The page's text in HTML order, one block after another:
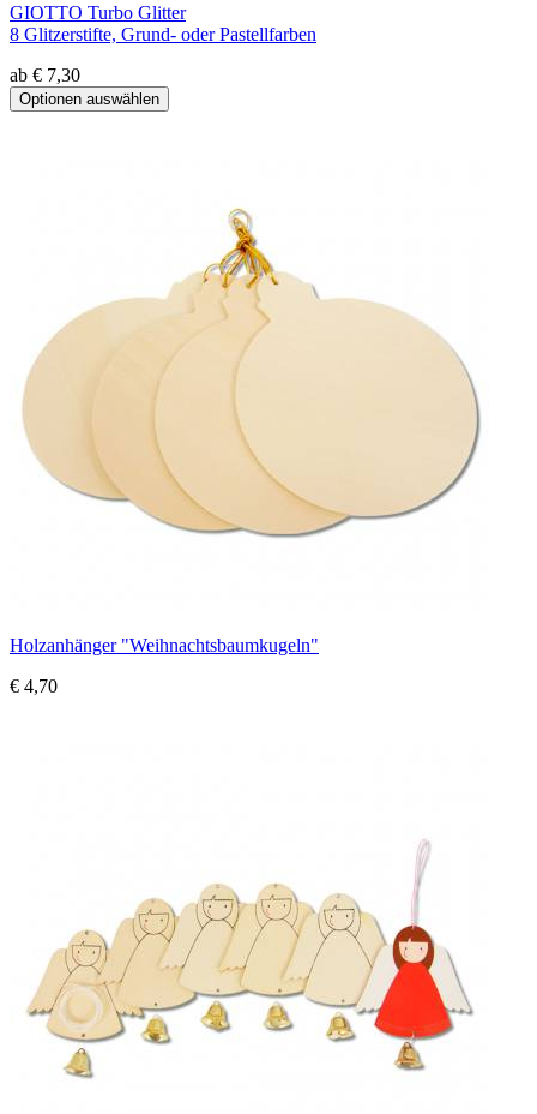
GIOTTO Turbo Glitter
8 Glitzerstifte, Grund- oder Pastellfarben
ab € 7,30
Holzanhänger "Weihnachtsbaumkugeln"
€ 4,70